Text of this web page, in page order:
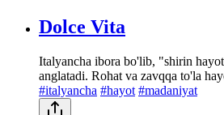
Dolce Vita
Italyancha ibora bo'lib, "shirin
anglatadi. Rohat va zavqqa to'la
#italyancha #hayot #madaniyat